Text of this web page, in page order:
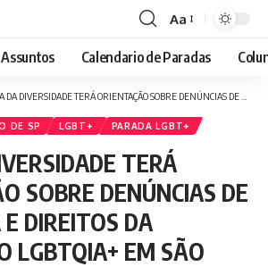
Font
Resizer
Aa
Assuntos Calendario de Paradas
TERÁ ORIENTAÇÃO SOBRE DENÚNCIAS DE LGBTFOBIA E DIREITOS DA POPULAÇÃO LGBTQIA+ EM SÃO PAULO
DE SP LGBT+ PARADA LGBT+
TERÁ
SOBRE DENÚNCIAS DE
DIREITOS DA
LGBTQIA+ EM SÃO